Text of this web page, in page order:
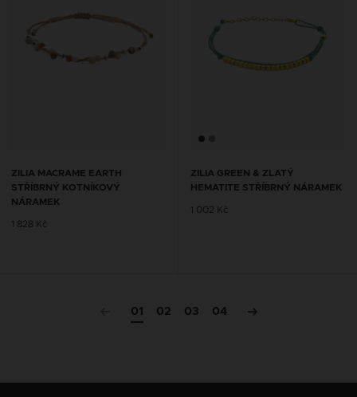
ZILIA MACRAME EARTH
STŘÍBRNÝ KOTNÍKOVÝ
NÁRAMEK
1 828 Kč
ZILIA GREEN & ZLATÝ
HEMATITE STŘÍBRNÝ NÁRAMEK
1 002 Kč
01 02 03 04